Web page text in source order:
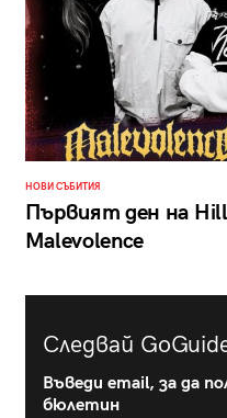
НОВИ СЪБИТИЯ
Първият ден на
Malevolence
Следвай
Въведи email, за да
бюлетин